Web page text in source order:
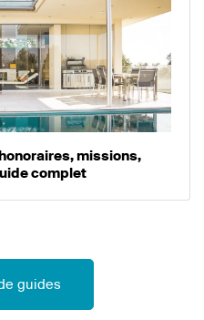
missions,
complet
guides